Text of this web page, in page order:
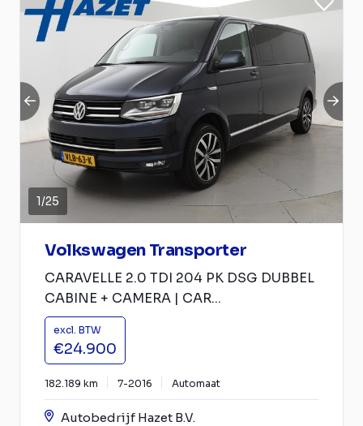
1/25
Volkswagen Transporter
CARAVELLE 2.0 TDI 204 PK DSG DUBBEL
CABINE + CAMERA | CAR...
excl. BTW
€24.900
182.189 km 7-2016 Automaat
Autobedrijf Hazet B.V.